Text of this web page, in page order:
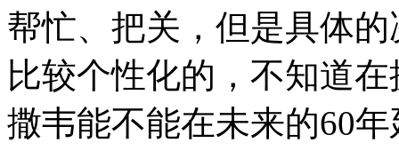
帮忙、把关，但是具体
比较个性化的，不知道
撒韦能不能在未来的60